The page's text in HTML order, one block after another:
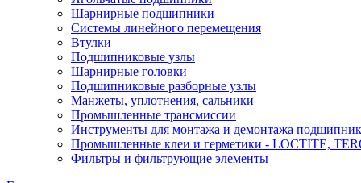
Шарнирные подшипники
Системы линейного перемещения
Втулки
Подшипниковые узлы
Шарнирные головки
Подшипниковые разборные узлы
Манжеты, уплотнения, сальники
Промышленные трансмиссии
Инструменты для монтажа и демонтажа
Промышленные клеи и герметики - LOCTITE,
Фильтры и фильтрующие элементы